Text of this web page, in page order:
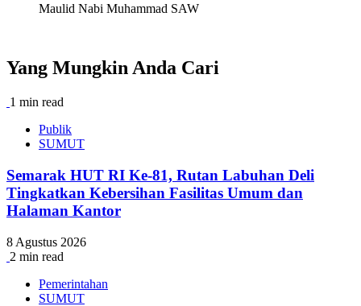
Maulid Nabi Muhammad SAW
Yang Mungkin Anda Cari
1 min read
Publik
SUMUT
Semarak HUT RI Ke-81, Rutan Labuhan Deli
Tingkatkan Kebersihan Fasilitas Umum dan
Halaman Kantor
8 Agustus 2026
2 min read
Pemerintahan
SUMUT